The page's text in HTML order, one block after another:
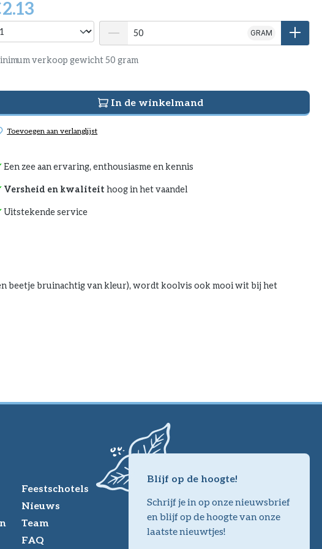
2.13
GRAM
verkoop gewicht 50 gram
In de winkelmand
Toevoegen aan verlanglijst
Een zee aan ervaring, enthousiasme en kennis
Versheid en kwaliteit hoog in het vaandel
Uitstekende service
beetje bruinachtig van kleur), wordt koolvis ook mooi wit bij het
Feestschotels
Nieuws
Team
FAQ
Blijf op de hoogte!
Schrijf je in op onze nieuwsbrief
en blijf op de hoogte van onze
laatste nieuwtjes!